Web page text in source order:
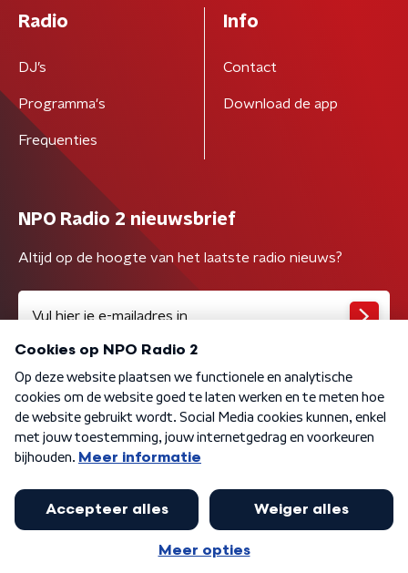
Radio
DJ’s
Programma's
Frequenties
Info
Contact
Download de app
NPO Radio 2 nieuwsbrief
Altijd op de hoogte van het laatste radio nieuws?
Algemene voorwaarden